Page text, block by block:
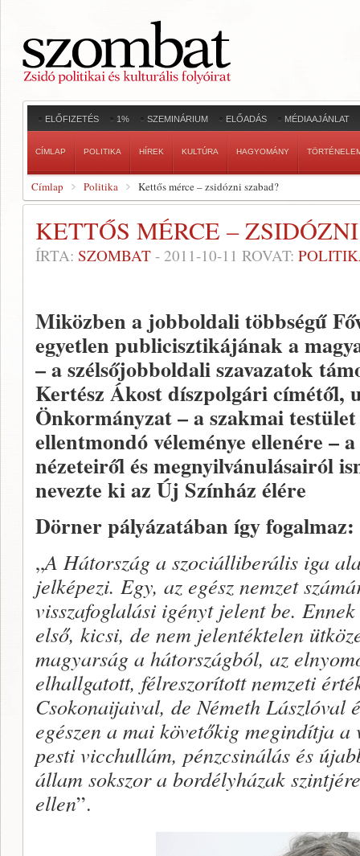
ELŐFIZETÉS 1% SZEMINÁRIUM ELŐADÁS MÉDIAAJÁNLAT
CÍMLAP POLITIKA HÍREK KULTÚRA HAGYOMÁNY
Címlap Politika Kettős mérce – zsidózni szabad?
KETTŐS MÉRCE –
ÍRTA: SZOMBAT - 2011-10-11 ROVAT:
Miközben a jobboldali többségű
egyetlen publicisztikájának a
– a szélsőjobboldali szavazatok
Kertész Ákost díszpolgári címétől,
Önkormányzat – a szakmai
ellentmondó véleménye ellenére –
nézeteiről és megnyilvánulásairól
nevezte ki az Új Színház élére
Dörner pályázatában így fogalmaz:
„A Hátország a szociálliberális iga
jelképezi. Egy, az egész nemzet
visszafoglalási igényt jelent be.
első, kicsi, de nem jelentéktelen
magyarság a hátországból, az
elhallgatott, félreszorított nemzeti
Csokonaijaival, de Németh Lászlóval
egészen a mai követőkig megindítja
pesti vicchullám, pénzcsinálás és
állam sokszor a bordélyházak
ellen”.